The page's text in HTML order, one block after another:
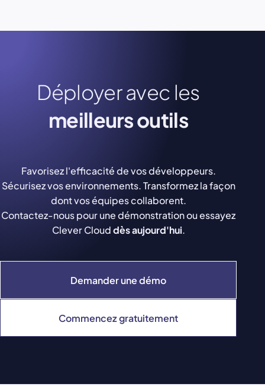
Déployer avec les
meilleurs outils
Demander une démo
Commencez gratuitement
Favorisez l'efficacité de vos développeurs.
Sécurisez vos environnements. Transformez la façon
dont vos équipes collaborent.
Contactez-nous pour une démonstration ou essayez
Clever Clouddès aujourd'hui.